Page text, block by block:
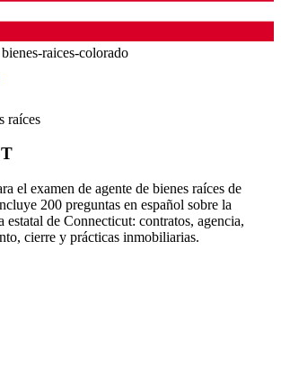
bienes-raices-colorado
raíces
el examen de agente de bienes raíces de
200 preguntas en español sobre la
de Connecticut: contratos, agencia,
cierre y prácticas inmobiliarias.